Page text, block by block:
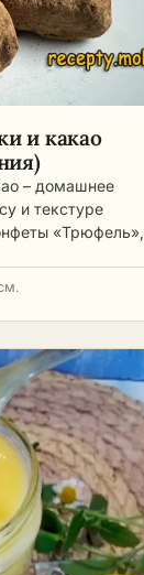
и какао
– домашнее
и текстуре
«Трюфель»,